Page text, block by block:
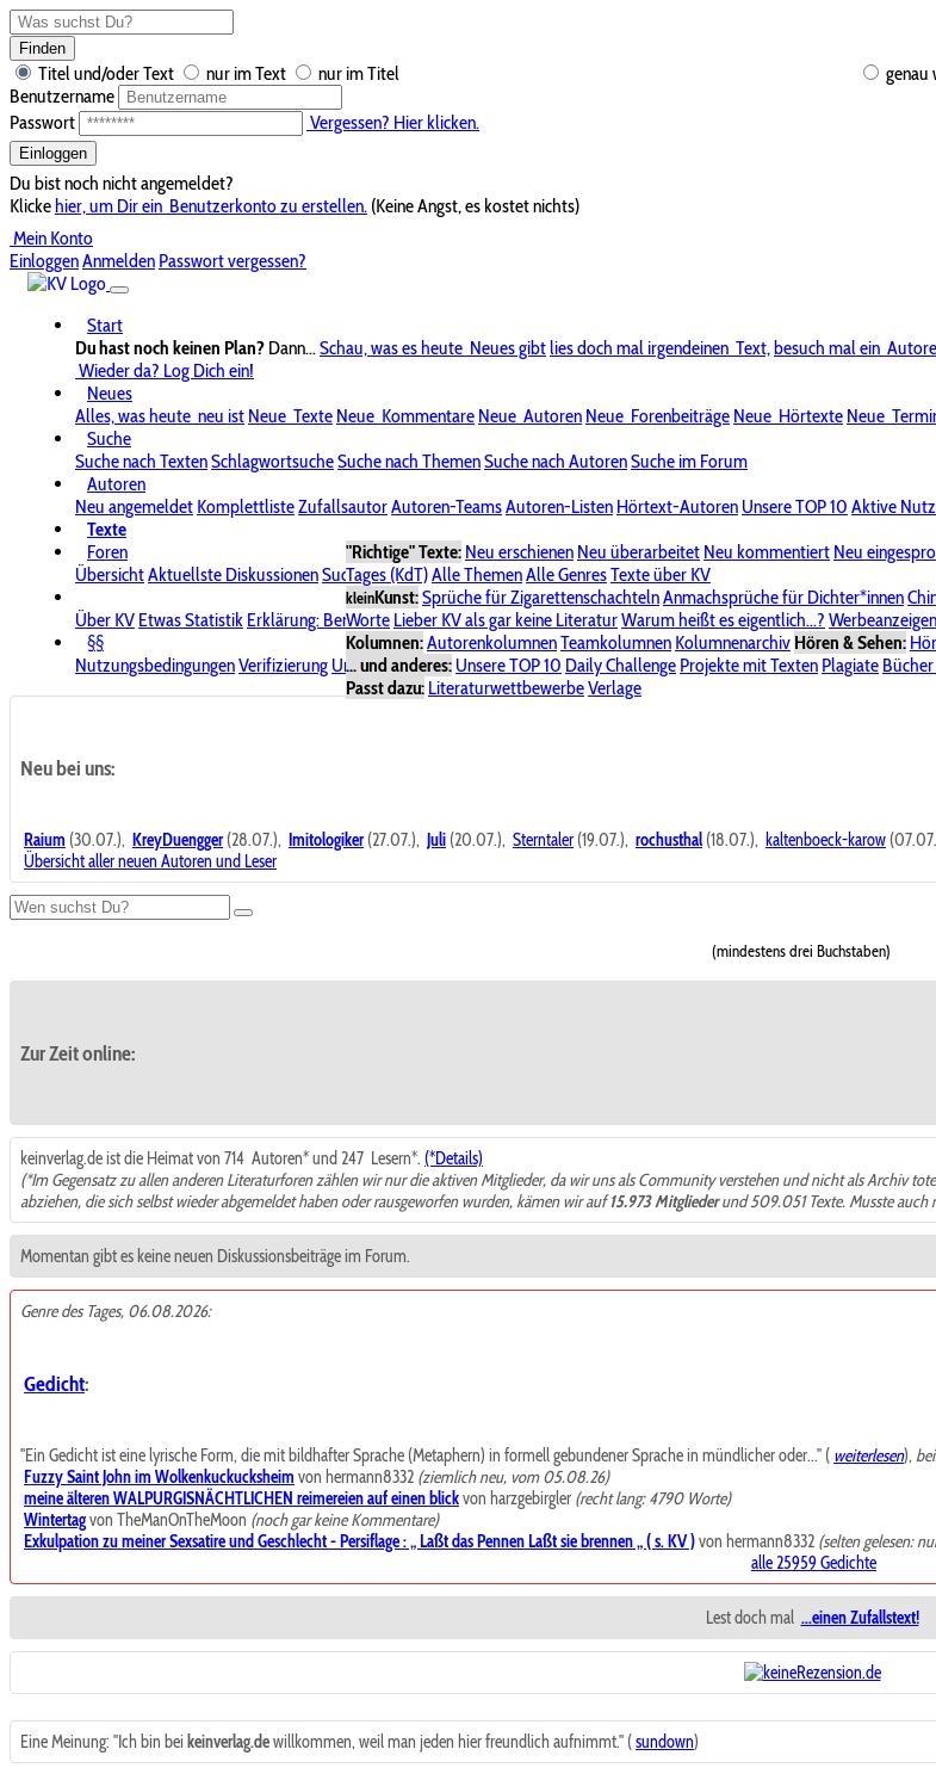
Finden
genau
Titel und/oder Text nur im Text
nur im Titel
Benutzername
Passwort
Vergessen? Hier klicken.
Einloggen
Du bist noch nicht angemeldet?
Klickehier, um Dir ein Benutzerkonto zu erstellen. (Keine Angst, es kostet nichts)
Mein Konto
EinloggenAnmelden Passwort vergessen?
Start
Du hast noch keinen Plan? Dann...Schau, was es heute Neues gibtlies doch mal irgendeinen Text,besuch mal ein
Wieder da? Log Dich ein!
Neues
Alles, was heute neu ist Neue Texte Neue Kommentare Neue Autoren Neue Forenbeiträge Neue Hörtexte Neue
Suche
Suche nach TextenSchlagwortsucheSuche nach ThemenSuche nach AutorenSuche im Forum
Autoren
Neu angemeldet KomplettlisteZufallsautorAutoren-TeamsAutoren-Listen Hörtext-Autoren Unsere TOP 10 Aktive
Texte
"Richtige" Texte: Neu erschienen Neu überarbeitet Neu kommentiert Neu
Tages (KdT)Alle ThemenAlle GenresTexte über KV
kleinKunst:Sprüche für ZigarettenschachtelnAnmachsprüche für Dichter*innen
Worte Lieber KV als gar keine LiteraturWarum heißt es eigentlich...?
Kolumnen:AutorenkolumnenTeamkolumnen Kolumnenarchiv Hören & Sehen:
... und anderes: Unsere TOP 10 Daily Challenge Projekte mit Texten Plagiate
Passt dazu: LiteraturwettbewerbeVerlage
Foren
ÜbersichtAktuellste DiskussionenSuche im ForumBereich "KV-Board"Bereich "Literatur & Schreiberei"
Über KV Etwas Statistik Erklärung: BenutzersymboleSpende für KV Unsere SpenderlisteAlle Wege führen zu KV
§§
NutzungsbedingungenVerifizierung UrheberrechtAvatare & BilderStalkingDatenschutzerklärungImpressum
Neu bei uns:
Raium (30.07.), KreyDuengger(28.07.), Imitologiker(27.07.), Juli (20.07.), Sterntaler (19.07.), rochusthal (18.07.), kaltenboeck-karow
Übersicht aller neuen Autoren und Leser
(mindestens drei Buchstaben)
Zur Zeit online:
keinverlag.de ist die Heimat von 714 Autoren* und 247 Lesern*. (*Details)
(*Im Gegensatz zu allen anderen Literaturforen zählen wir nur die aktiven Mitglieder, da wir uns als Community verstehen und nicht als Archiv
abziehen, die sich selbst wieder abgemeldet haben oder rausgeworfen wurden, kämen wir auf15.973 Mitgliederund 509.051 Texte. Musste auch
Momentan gibt es keine neuen Diskussionsbeiträge im Forum.
Genre des Tages, 06.08.2026:
Gedicht:
"Ein Gedicht ist eine lyrische Form, die mit bildhafter Sprache (Metaphern) in formell gebundener Sprache in mündlicher oder..." ( weiterlesen),
Fuzzy Saint John im Wolkenkuckucksheim von hermann8332 (ziemlich neu, vom 05.08.26)
meine älteren WALPURGISNÄCHTLICHEN reimereien auf einen blickvon harzgebirgler (recht lang: 4790 Worte)
Wintertagvon TheManOnTheMoon (noch gar keine Kommentare)
Exkulpation zu meiner Sexsatire und Geschlecht - Persiflage : „ Laßt das Pennen Laßt sie brennen „ ( s. KV )von hermann8332 (selten gelesen:
alle 25959 Gedichte
Lest doch mal ...einen Zufallstext!
Eine Meinung: "Ich bin bei keinverlag.dewillkommen, weil man jeden hier freundlich aufnimmt." (sundown)